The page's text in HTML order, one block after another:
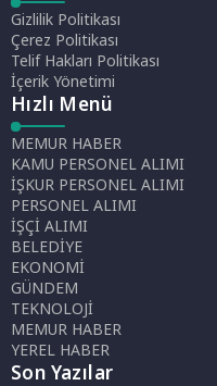
Gizlilik Politikası
Çerez Politikası
Telif Hakları Politikası
İçerik Yönetimi
Hızlı Menü
MEMUR HABER
KAMU PERSONEL ALIMI
İŞKUR PERSONEL ALIMI
PERSONEL ALIMI
İŞÇİ ALIMI
BELEDİYE
EKONOMİ
GÜNDEM
TEKNOLOJİ
MEMUR HABER
YEREL HABER
Son Yazılar